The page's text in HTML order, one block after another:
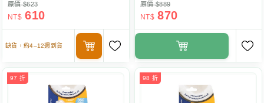
原價 $623
NT$ 610
缺貨，約4–12週到貨
原價 $889
NT$ 870
97 折 98 折